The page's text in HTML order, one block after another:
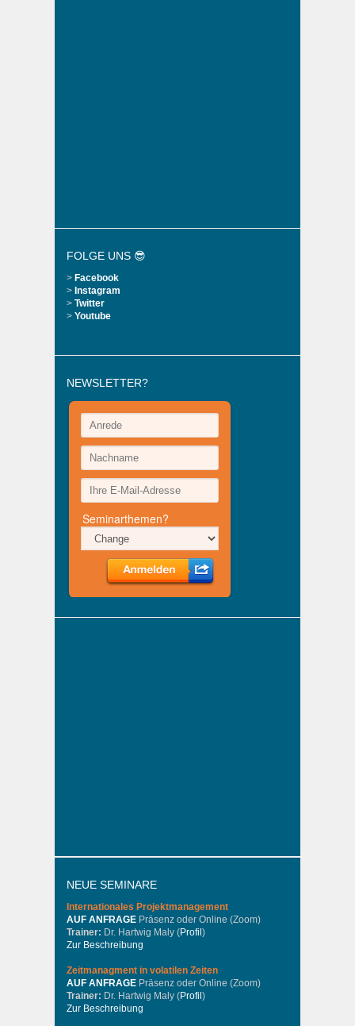
FOLGE UNS 😎
> Facebook
> Instagram
> Twitter
> Youtube
NEWSLETTER?
NEUE SEMINARE
Internationales Projektmanagement
AUF ANFRAGE Präsenz oder Online (Zoom)
Trainer: Dr. Hartwig Maly (Profil )
Zur Beschreibung
Zeitmanagment in volatilen Zeiten
AUF ANFRAGE Präsenz oder Online (Zoom)
Trainer: Dr. Hartwig Maly (Profil )
Zur Beschreibung